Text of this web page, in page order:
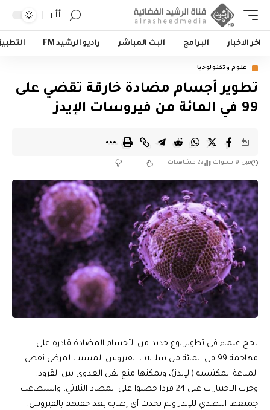
أأ
اخر الاخبار البرامج البث المباشر راديو الرشيد FM
علوم وتكنولوجيا
تطوير أجسام مضادة خارقة تقضي على
99 في المائة من فيروسات الإيدز
قبل 9 سنوات 22 مشاهدات
نجح علماء في تطوير نوع جديد من الأجسام المضادة قادرة على
مهاجمة 99 في المائة من سلالات الفيروس المسبب لمرض نقص
المناعة المكتسبة (الإيدز)، ويمكنها منع نقل العدوى بين القرود.
وجرت الاختبارات على 24 قردا حصلوا على المضاد الثلاثي، واستطاعت
جميعها التصدي للإيدز ولم تحدث أي إصابة بعد حقنهم بالفيروس.